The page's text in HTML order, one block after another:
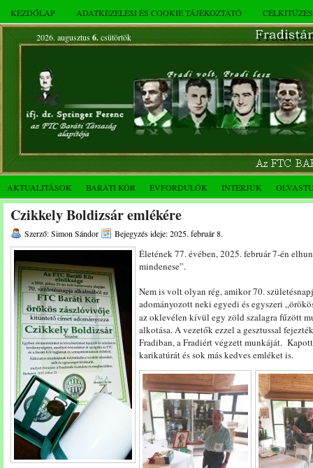
KEZDŐLAP ADATKEZELÉSI ÉS COOKIE TÁJÉKOZTATÓ
2026. augusztus 6.csütörtök
AKTUALITÁSOK BARÁTI KÖR ÉVFORDULÓK INTERJÚK
Czikkely Boldizsár emlékére
Szerző: Simon Sándor Bejegyzés ideje: 2025. február 8.
Életének 77. évében, 2025. február 7-én
mindenese”.
Nem is volt olyan rég, amikor 70.
adományozott neki egyedi és egyszeri
az oklevélen kívül egy zöld szalagra fűzött
alkotása. A vezetők ezzel a gesztussal
Fradiban, a Fradiért végzett munkáját.
karikatúrát és sok más kedves emléket is.